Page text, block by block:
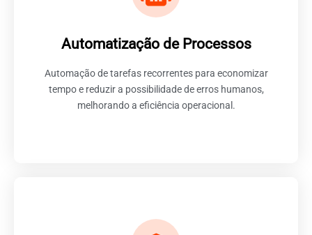
Automatização de Processos
Automação de tarefas recorrentes para economizar
tempo e reduzir a possibilidade de erros humanos,
melhorando a eficiência operacional.
Elevando a Eficiência com o ClickUp
economia de tempo, permitindo que equipes
com suas necessidades específicas.